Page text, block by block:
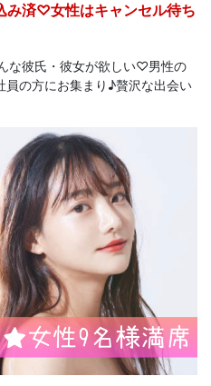
み済♡女性はキャンセル待ち
な彼氏・彼女が欲しい♡男性の
の方にお集まり♪贅沢な出会い